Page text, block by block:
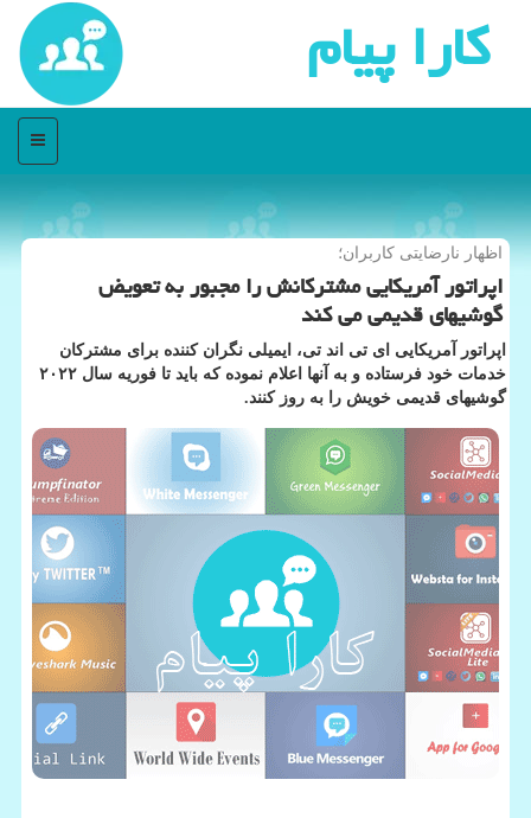
كارا پیام
منو
اظهار نارضایتی كاربران؛
اپراتور آمریكایی مشتركانش را مجبور به تعویض
گوشیهای قدیمی می كند
اپراتور آمریكایی ای تی اند تی، ایمیلی نگران كننده برای مشتركان
خدمات خود فرستاده و به آنها اعلام نموده كه باید تا فوریه سال ۲۰۲۲
گوشیهای قدیمی خویش را به روز كنند.